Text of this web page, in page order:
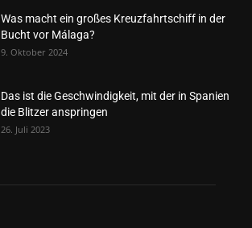
Was macht ein großes Kreuzfahrtschiff in der
Bucht vor Málaga?
9. Oktober 2024
Das ist die Geschwindigkeit, mit der in Spanien
die Blitzer anspringen
26. Juli 2023